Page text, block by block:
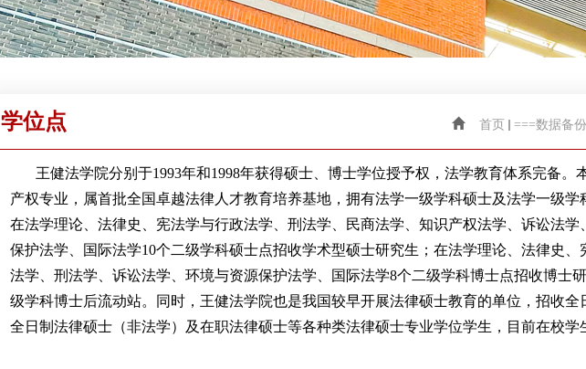
学位点 首页 ===数据备
王健法学院分别于1993年和1998年获得硕士、博士学位授予权，法学教育体系完备。
产权专业，属首批全国卓越法律人才教育培养基地，拥有法学一级学科硕士及法学一级学
在法学理论、法律史、宪法学与行政法学、刑法学、民商法学、知识产权法学、诉讼法学
保护法学、国际法学10个二级学科硕士点招收学术型硕士研究生；在法学理论、法律史、
法学、刑法学、诉讼法学、环境与资源保护法学、国际法学8个二级学科博士点招收博士
级学科博士后流动站。同时，王健法学院也是我国较早开展法律硕士教育的单位，招收全
全日制法律硕士（非法学）及在职法律硕士等各种类法律硕士专业学位学生，目前在校学